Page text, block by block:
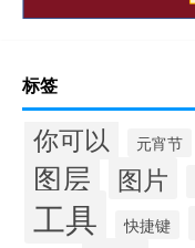
标签
你可以 元宵节
图层 图片
工具 快捷键